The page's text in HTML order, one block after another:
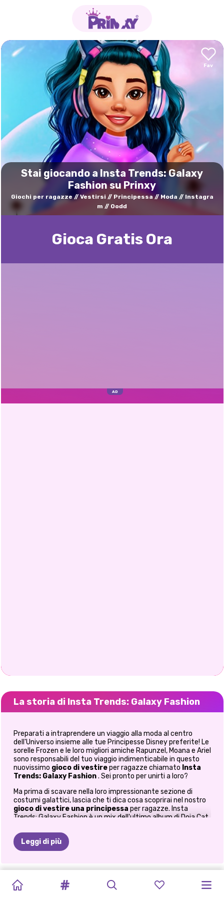
Stai giocando a Insta Trends: Galaxy
Fashion su Prinxy
Giochi per ragazze Vestirsi Principessa Moda
Instagra
m
Oodd
Gioca Gratis Ora
La storia di Insta Trends: Galaxy Fashion
Preparati a intraprendere un viaggio alla moda al centro
dell'Universo insieme alle tue Principesse Disney preferite! Le
sorelle Frozen e le loro migliori amiche Rapunzel, Moana e Ariel
sono responsabili del tuo viaggio indimenticabile in questo
nuovissimo gioco di vestireper ragazze chiamato Insta
Trends: Galaxy Fashion. Sei pronto per unirti a loro?
Ma prima di scavare nella loro impressionante sezione di
costumi galattici, lascia che ti dica cosa scoprirai nel nostro
gioco di vestire una principessa per ragazze. Insta
Trends: Galaxy Fashion è un mix dell'ultimo album di Doja Cat
popolare su Instagram. Questo mix unico è completato da
un'impressionante selezione di costumi e alcuni degli
accessori più cool che tu abbia mai visto. Cominciamo con
nostro
gioco di vestire online è quello della regina Elsa.
Sfoglia il suo guardaroba colorato, falle provare tutte quelle
Leggi di più
FEST
MODA
ESTETICA
ESTIVA
TIKTOK:
PRINCIPESSA
PATRIA
COTTA
PRINCIPESSE
ROCK
PRINCESS
IL